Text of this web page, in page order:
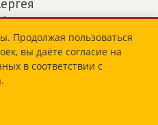
Продолжая пользоваться
вы даёте согласие на
в соответствии с
.